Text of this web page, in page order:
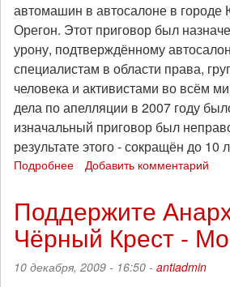
автомашин в автосалоне в
Орегон. Этот приговор был
урону, подтверждённому
специалистам в области права,
человека и активистами во всём
дела по апелляции в 2007 году
изначальный приговор был
результате этого - сокращён до 10
Подробнее
Джефф
Льюэрс
на
свободе!
Добавить комментарий
Поддержите
Чёрный Крест -
10 декабря, 2009 - 16:50 - antiadmin